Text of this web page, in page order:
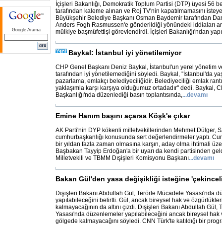
Google Arama
İçişleri Bakanlığı, Demokratik Toplum Partisi (DTP) üyesi 56
tarafından kaleme alınan ve Roj TV'nin kapatılmamasını
Büyükşehir Belediye Başkanı Osman Baydemir tarafından
Anders Fogh Rasmussen'e gönderildiği yönündeki iddiaları
mülkiye başmüfettişi görevlendirdi. İçişleri Bakanlığı'ndan
Baykal: İstanbul iyi yönetilemiyor
CHP Genel Başkanı Deniz Baykal, İstanbul'un yerel yönetim
tarafından iyi yönetilemediğini söyledi. Baykal, ''İstanbul'da
pazarlama, emlakçı belediyeciliğidir. Belediyeciliği emlak
yaklaşımla karşı karşıya olduğumuz ortadadır'' dedi. Baykal,
Başkanlığı'nda düzenlediği basın toplantısında,...devamı
Emine Hanım başını açarsa Köşk'e çıkar
AK Parti'nin DYP kökenli milletvekillerinden Mehmet Dülger,
cumhurbaşkanlığı konusunda sert değerlendirmeler yaptı.
bir yıldan fazla zaman olmasına karşın, aday olma ihtimali
Başbakan Tayyip Erdoğan'a bir uyarı da kendi partisinden
Milletvekili ve TBMM Dışişleri Komisyonu Başkanı...devamı
Bakan Gül'den yasa değişikliği isteğine
Dışişleri Bakanı Abdullah Gül, Terörle Mücadele Yasası'nda
yapılabileceğini belirtti. Gül, ancak bireysel hak ve
kalmayacağının da altını çizdi. Dışişleri Bakanı Abdullah Gül,
Yasası'nda düzenlemeler yapılabileceğini ancak bireysel
gölgede kalmayacağını söyledi. CNN Türk'te katıldığı bir